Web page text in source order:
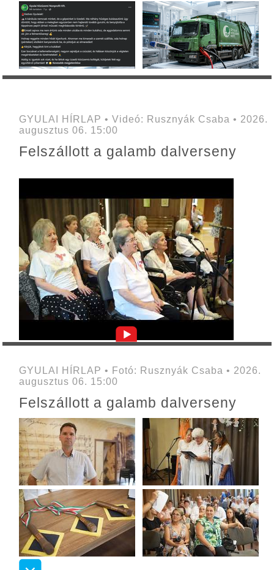
GYULAI HÍRLAP • Videó: Rusznyák Csaba • 2026.
augusztus 06. 15:00
Felszállott a galamb dalverseny
GYULAI HÍRLAP • Fotó: Rusznyák Csaba • 2026.
augusztus 06. 15:00
Felszállott a galamb dalverseny